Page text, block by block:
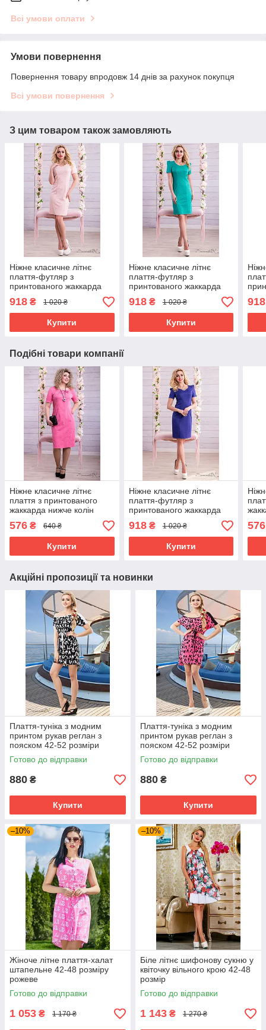
Всі умови оплати
Умови повернення
Повернення товару впродовж 14 днів за рахунок покупця
Всі умови повернення
З цим товаром також замовляють
Ніжне класичне літнє
плаття-футляр з
принтованого жаккарда
рукав ліхтарик 44-50
918 ₴ 1 020 ₴
Купити
Ніжне класичне літнє
плаття-футляр з
принтованого жаккарда
рукав ліхтарик 44-50
918₴ 1 020 ₴
Купити
918
Подібні товари компанії
Ніжне класичне літнє
плаття з принтованого
жаккарда нижче колін
576 ₴ 640 ₴
Купити
Ніжне класичне літнє
плаття-футляр з
принтованого жаккарда
918₴ 1 020 ₴
Купити
576
Акційні пропозиції та новинки
Плаття-туніка з модним
принтом рукав реглан з
пояском 42-52 розміри
Готово до відправки
880 ₴
Купити
Плаття-туніка з модним
принтом рукав реглан з
пояском 42-52 розміри
Готово до відправки
880 ₴
Купити
–10%
Жіноче літне плаття-халат
штапельне 42-48 розміру
рожеве
Готово до відправки
1 053 ₴ 1 170 ₴
–10%
Біле літнє шифонову сукню у
квіточку вільного крою 42-48
розмір
Готово до відправки
1 143 ₴ 1 270 ₴